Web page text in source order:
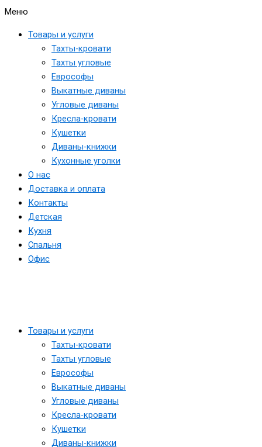
Меню
Товары и услуги
Тахты-кровати
Тахты угловые
Еврософы
Выкатные диваны
Угловые диваны
Кресла-кровати
Кушетки
Диваны-книжки
Кухонные уголки
О нас
Доставка и оплата
Контакты
Детская
Кухня
Спальня
Офис
Товары и услуги
Тахты-кровати
Тахты угловые
Еврософы
Выкатные диваны
Угловые диваны
Кресла-кровати
Кушетки
Диваны-книжки